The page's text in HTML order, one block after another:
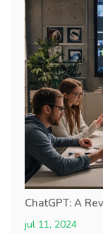
ChatGPT: A
jul 11, 2024